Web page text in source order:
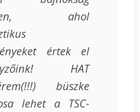
ahol
értek el
HAT
büszke
lehet a TSC-